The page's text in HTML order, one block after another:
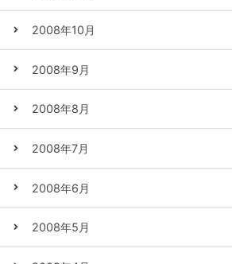
2008年10月
2008年9月
2008年8月
2008年7月
2008年6月
2008年5月